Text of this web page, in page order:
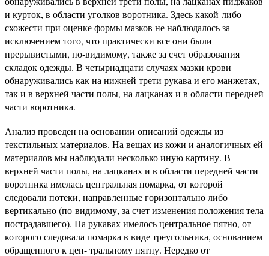
и курток, в области уголков воротника. Здесь какой-либо
схожести при оценке формы мазков не наблюдалось за
исключением того, что практически все они были
прерывистыми, по-видимому, также за счет образования
складок одежды. В четырнадцати случаях мазки крови
обнаруживались как на нижней трети рукава и его манжетах,
так и в верхней части полы, на лацканах и в области передней
части воротника.
Анализ проведен на основании описаний одежды из
текстильных материалов. На вещах из кожи и аналогичных ей
материалов мы наблюдали несколько иную картину. В
верхней части полы, на лацканах и в области передней части
воротника имелась центральная помарка, от которой
следовали потеки, направленные горизонтально либо
вертикально (по-видимому, за счет изменения положения тела
пострадавшего). На рукавах имелось центральное пятно, от
которого следовала помарка в виде треугольника, основанием
обращенного к цен- тральному пятну. Нередко от